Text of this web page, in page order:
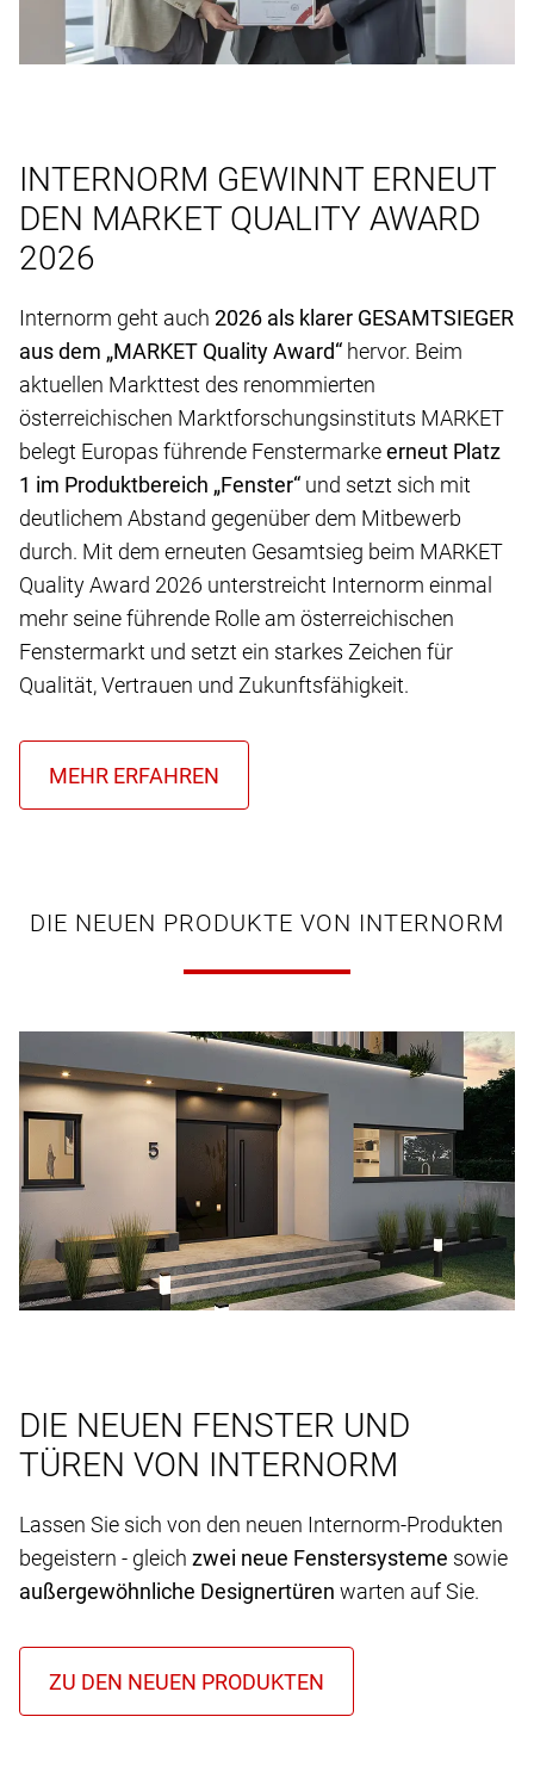
INTERNORM GEWINNT ERNEUT
DEN MARKET QUALITY AWARD
2026
Internorm geht auch 2026 als klarer GESAMTSIEGER
aus dem „MARKET Quality Award“ hervor. Beim
aktuellen Markttest des renommierten
österreichischen Marktforschungsinstituts MARKET
belegt Europas führende Fenstermarkeerneut Platz
1 im Produktbereich „Fenster“ und setzt sich mit
deutlichem Abstand gegenüber dem Mitbewerb
durch. Mit dem erneuten Gesamtsieg beim MARKET
Quality Award 2026 unterstreicht Internorm einmal
mehr seine führende Rolle am österreichischen
Fenstermarkt und setzt ein starkes Zeichen für
Qualität, Vertrauen und Zukunftsfähigkeit.
DIE NEUEN PRODUKTE VON INTERNORM
DIE NEUEN FENSTER UND
TÜREN VON INTERNORM
Lassen Sie sich von den neuen Internorm-Produkten
begeistern - gleich zwei neue Fenstersysteme sowie
außergewöhnliche Designertüren warten auf Sie.